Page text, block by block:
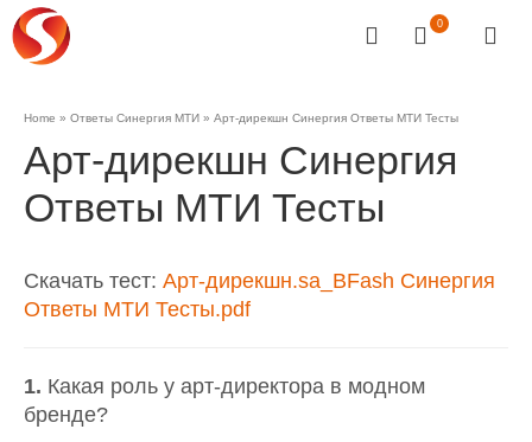
0
Home » Ответы Синергия МТИ » Арт-дирекшн Синергия Ответы МТИ Тесты
Арт-дирекшн Синергия
Ответы МТИ Тесты
Скачать тест: Арт-дирекшн.sa_ВFash Синергия
Ответы МТИ Тесты.pdf
1. Какая роль у арт-директора в модном
бренде?